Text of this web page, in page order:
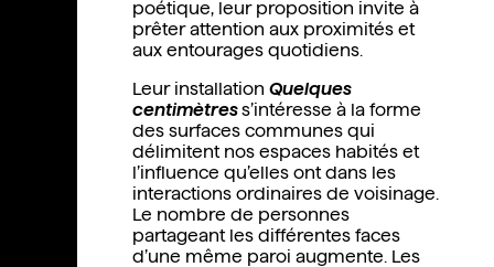
poétique, leur proposition invite à
prêter attention aux proximités et
aux entourages quotidiens.
Leur installation Quelques
centimètress’intéresse à la forme
des surfaces communes qui
délimitent nos espaces habités et
l’influence qu’elles ont dans les
interactions ordinaires de voisinage.
Le nombre de personnes
partageant les différentes faces
d’une même paroi augmente. Les